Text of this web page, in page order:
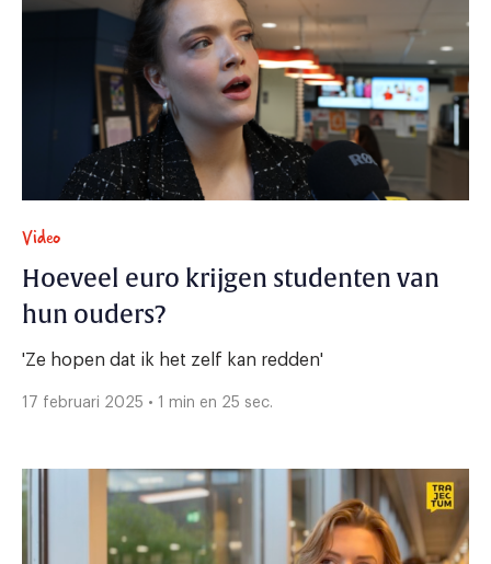
Video
Hoeveel euro krijgen studenten van
hun ouders?
'Ze hopen dat ik het zelf kan redden'
17 februari 2025 • 1 min en 25 sec.